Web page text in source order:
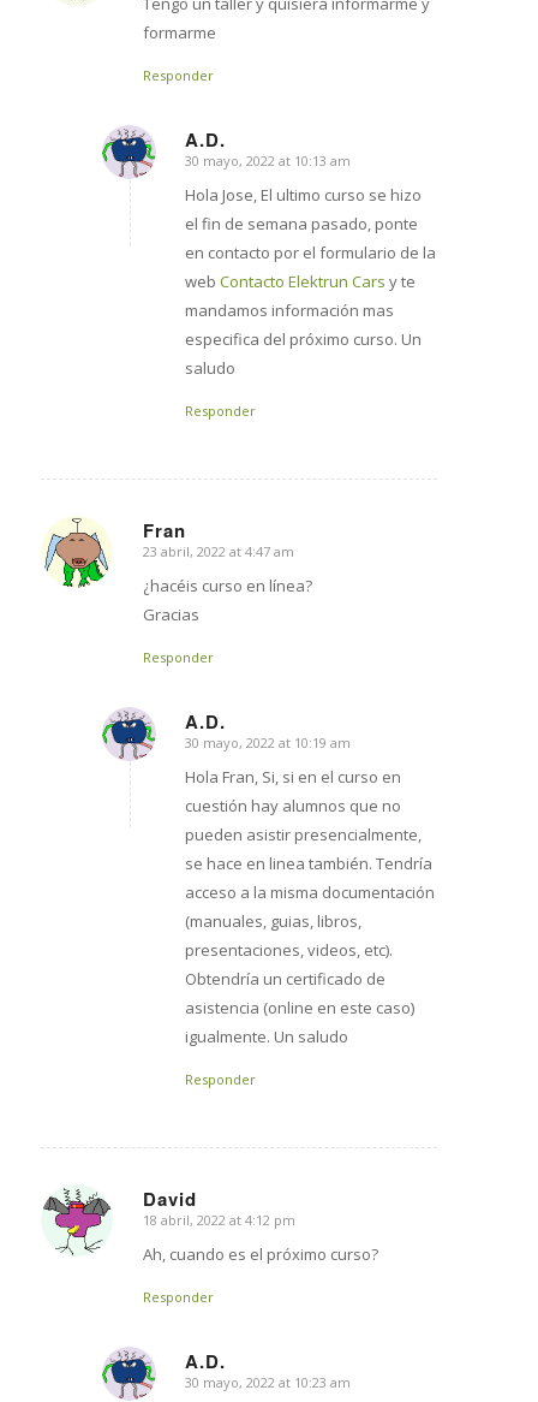
formarme
Responder
A.D.
says:
30 mayo, 2022 at 10:13 am
Hola Jose, El ultimo curso se hizo
el fin de semana pasado, ponte
en contacto por el formulario de la
web Contacto Elektrun Cars y te
mandamos información mas
especifica del próximo curso. Un
saludo
Responder
Fran
says:
23 abril, 2022 at 4:47 am
¿hacéis curso en línea?
Gracias
Responder
A.D.
says:
30 mayo, 2022 at 10:19 am
Hola Fran, Si, si en el curso en
cuestión hay alumnos que no
pueden asistir presencialmente,
se hace en linea también. Tendría
acceso a la misma documentación
(manuales, guias, libros,
presentaciones, videos, etc).
Obtendría un certificado de
asistencia (online en este caso)
igualmente. Un saludo
Responder
David
says:
18 abril, 2022 at 4:12 pm
Ah, cuando es el próximo curso?
Responder
A.D.
says:
30 mayo, 2022 at 10:23 am